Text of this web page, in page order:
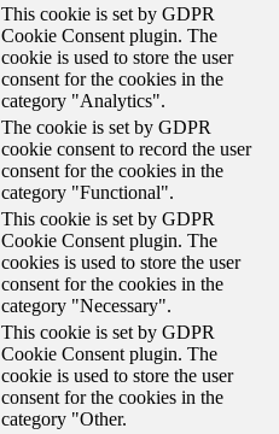
This cookie is set by GDPR
Cookie Consent plugin. The
cookie is used to store the user
consent for the cookies in the
category "Analytics".
The cookie is set by GDPR
cookie consent to record the user
consent for the cookies in the
category "Functional".
This cookie is set by GDPR
Cookie Consent plugin. The
cookies is used to store the user
consent for the cookies in the
category "Necessary".
This cookie is set by GDPR
Cookie Consent plugin. The
cookie is used to store the user
consent for the cookies in the
category "Other.